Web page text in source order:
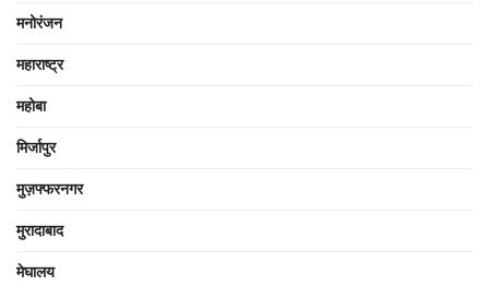
मनोरंजन
महाराष्ट्र
महोबा
मिर्जापुर
मुज़फ्फरनगर
मुरादाबाद
मेघालय